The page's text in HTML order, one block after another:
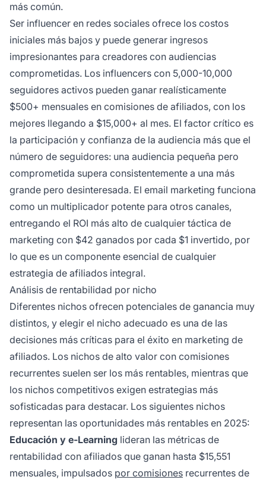
más común.
Ser influencer en redes sociales ofrece los costos
iniciales más bajos y puede generar ingresos
impresionantes para creadores con audiencias
comprometidas. Los influencers con 5,000-10,000
seguidores activos pueden ganar realísticamente
$500+ mensuales en comisiones de afiliados, con los
mejores llegando a $15,000+ al mes. El factor crítico es
la participación y confianza de la audiencia más que el
número de seguidores: una audiencia pequeña pero
comprometida supera consistentemente a una más
grande pero desinteresada. El email marketing funciona
como un multiplicador potente para otros canales,
entregando el ROI más alto de cualquier táctica de
marketing con $42 ganados por cada $1 invertido, por
lo que es un componente esencial de cualquier
estrategia de afiliados integral.
Análisis de rentabilidad por nicho
Diferentes nichos ofrecen potenciales de ganancia muy
distintos, y elegir el nicho adecuado es una de las
decisiones más críticas para el éxito en marketing de
afiliados. Los nichos de alto valor con comisiones
recurrentes suelen ser los más rentables, mientras que
los nichos competitivos exigen estrategias más
sofisticadas para destacar. Los siguientes nichos
representan las oportunidades más rentables en 2025:
Educación y e-Learning lideran las métricas de
rentabilidad con afiliados que ganan hasta $15,551
mensuales, impulsados por comisiones recurrentes de